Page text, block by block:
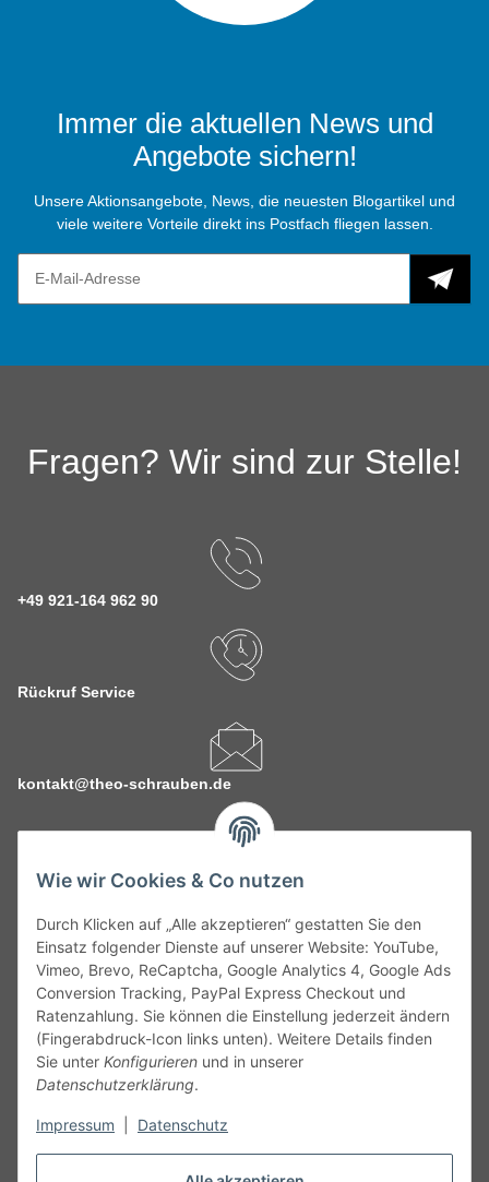
Wie wir Cookies & Co nutzen
Durch Klicken auf „Alle akzeptieren“ gestatten Sie den
Einsatz folgender Dienste auf unserer Website: YouTube,
Vimeo, Brevo, ReCaptcha, Google Analytics 4, Google Ads
Conversion Tracking, PayPal Express Checkout und
Ratenzahlung. Sie können die Einstellung jederzeit ändern
(Fingerabdruck-Icon links unten). Weitere Details finden
Sie unter Konfigurieren und in unserer
Datenschutzerklärung.
Impressum Datenschutz
Immer die aktuellen News und
Angebote sichern!
Unsere Aktionsangebote, News, die neuesten Blogartikel und
viele weitere Vorteile direkt ins Postfach fliegen lassen.
Fragen? Wir sind zur Stelle!
+49 921-164 962 90
Rückruf Service
kontakt@theo-schrauben.de
Service
Gesetzliche Informationen
Alle technischen Angaben ohne Gewähr. Irrtümer und fehlerhafte
Angaben vorbehalten. Wenn Sie Datenblätter oder spezielle
unseren Kundenservice. Abbildungen der Artikel können